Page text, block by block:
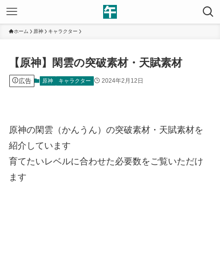
ホーム 原神 キャラクター
【原神】閑雲の突破素材・天賦素材
広告 原神 キャラクター 2024年2月12日
原神の閑雲（かんうん）の突破素材・天賦素材を
紹介しています
育てたいレベルに合わせた必要数をご覧いただけ
ます